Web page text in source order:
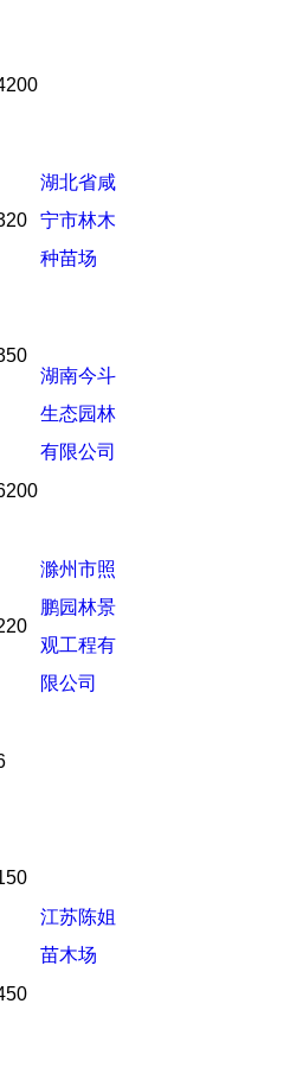
湖北省咸
宁市林木
种苗场
湖南今斗
生态园林
有限公司
滁州市照
鹏园林景
观工程有
限公司
江苏陈姐
苗木场